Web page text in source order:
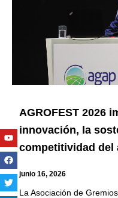
AGROFEST 2026
innovación, la
competitividad del
junio 16, 2026
La Asociación de
Youtube
Facebook
Twitter
Linkedin
Instagram